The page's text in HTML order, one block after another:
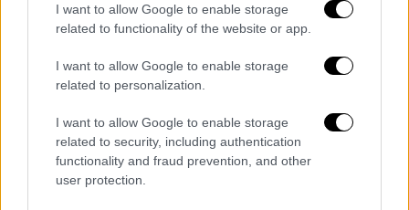
I want to allow Google to enable storage
related to functionality of the website or app.
I want to allow Google to enable storage
related to personalization.
I want to allow Google to enable storage
related to security, including authentication
functionality and fraud prevention, and other
user protection.
Αναφορικά με τιςσχολέςπου παρουσιάζουν
«ζήτηση», η
υπουργός
ανέφερε: «Βλέπουμε
πάρα πολλά παιδιά τα οποία μπαίνουν ούτως
κομμάτι, μηχανικοί , έχουν πάρα πολύ μεγάλη
ζήτηση, οι σχολές το βλέπετε. Και βέβαια
πέραν και των σχολών που είναι οι